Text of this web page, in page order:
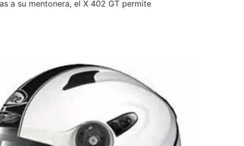
a su mentonera, el X 402 GT permite